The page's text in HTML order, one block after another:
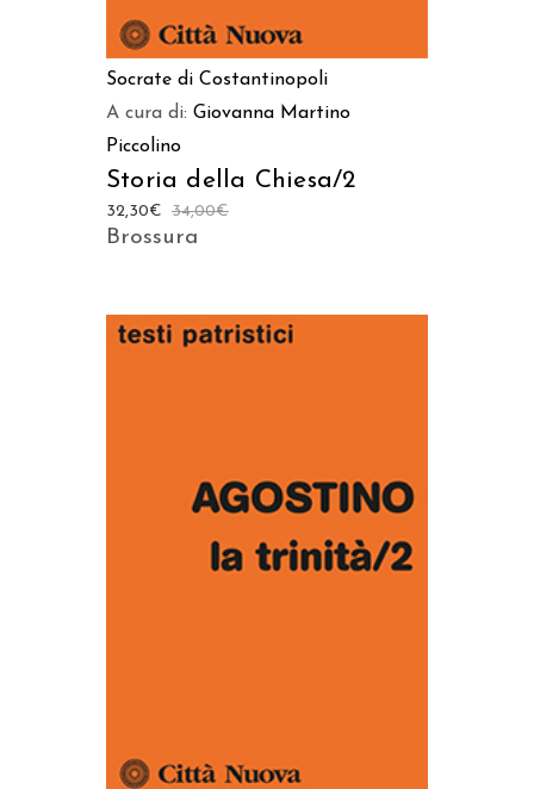
Socrate di Costantinopoli
A cura di: Giovanna Martino
Piccolino
Storia della Chiesa/2
34,00€
32,30€
Brossura
AGGIUNGI AL CARRELLO